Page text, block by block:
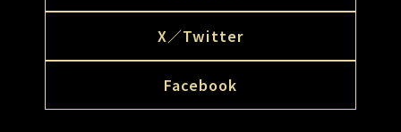
X／Twitter
Facebook